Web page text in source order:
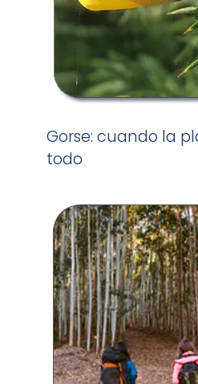
Gorse: cuando la
todo